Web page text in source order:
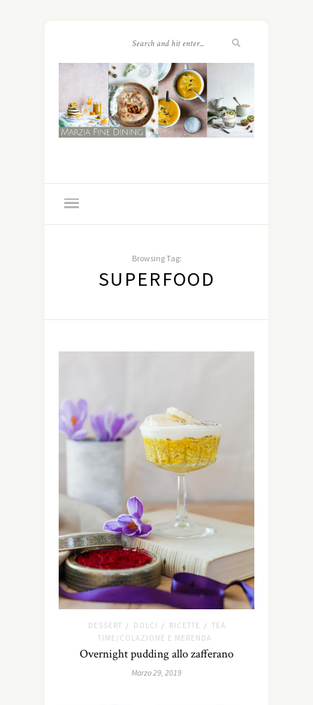
Browsing Tag:
SUPERFOOD
DESSERT / DOLCI / RICETTE /
TEA
TIME/COLAZIONE E MERENDA
Overnight pudding allo zafferano
Marzo 29, 2019